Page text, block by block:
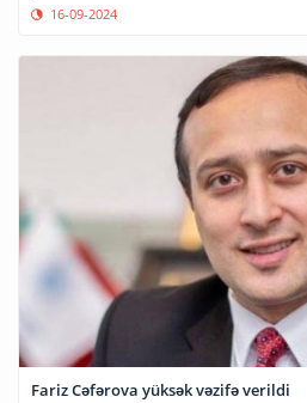
16-09-2024
Fariz Cəfərova yüksək vəzifə verildi